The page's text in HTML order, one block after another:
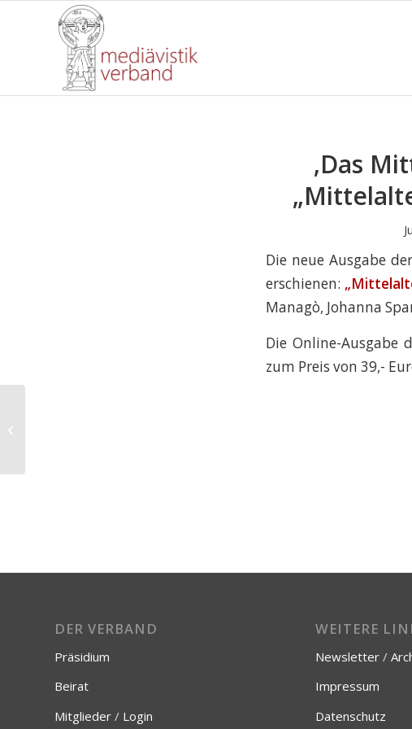
‚Das
Die neue Ausgabe
erschienen:
Managò, Johanna
Die Online-Ausgabe
zum Preis von 39,-
DER VERBAND
Präsidium
Beirat
Mitglieder / Login
WEITERE
Newsletter/
Impressum
Datenschutz